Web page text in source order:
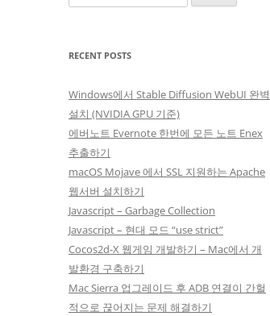
for:
RECENT POSTS
Windows에서 Stable Diffusion WebUI 완벽
설치 (NVIDIA GPU 기준)
에버노트 Evernote 한번에 모든 노트 Enex
추출하기
macOS Mojave 에서 SSL 지원하는 Apache
웹서버 설치하기
Javascript – Garbage Collection
Javascript – 현대 모드 “use strict”
Cocos2d-X 웹게임 개발하기 – Mac에서 개
발환경 구축하기
Mac Sierra 업그레이드 후 ADB 연결이 간헐
적으로 끊어지는 문제 해결하기